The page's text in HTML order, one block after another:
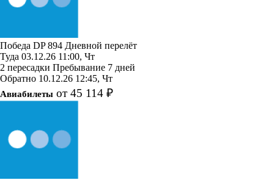
Победа DP 894 Дневной перелёт
Туда 03.12.26 11:00, Чт
2 пересадки Пребывание 7 дней
Обратно 10.12.26 12:45, Чт
Авиабилеты от 45 114 ₽